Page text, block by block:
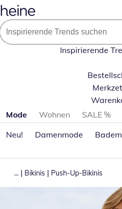
Inspirierende
Produktkategorien
Mode Wohnen SALE %
Neu!
Damenmode
... | Bikinis | Push-Up-Bikinis